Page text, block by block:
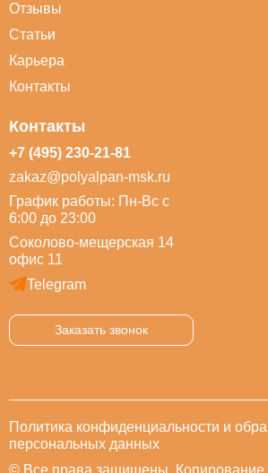
Отзывы
Статьи
Карьера
Контакты
Контакты
+7 (495) 230-21-81
zakaz@polyalpan-msk.ru
График работы: Пн-Вс с
6:00 до 23:00
Соколово-мещерская 14
офис 11
Telegram
Заказать звонок
Политика конфиденциальности и
персональных данных
© Все права защищены. Копирование